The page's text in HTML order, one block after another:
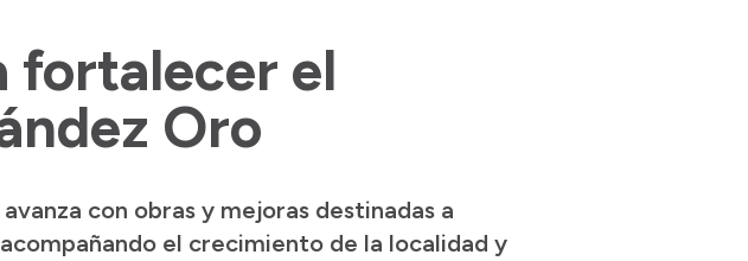
fortalecer el
Oro
con obras y mejoras destinadas a
el crecimiento de la localidad y